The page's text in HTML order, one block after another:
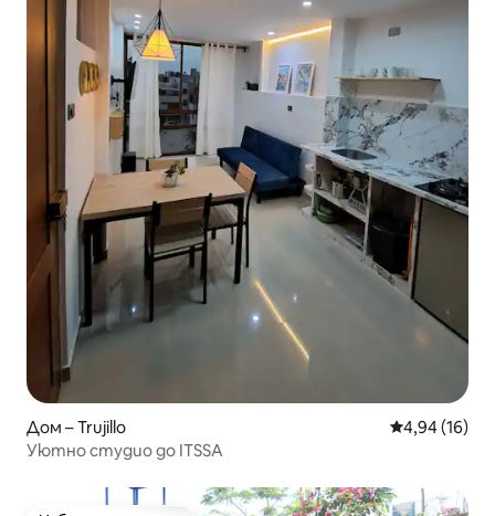
Дом – Trujillo Средна
4,94 (16)
Уютно студио до ITSSA